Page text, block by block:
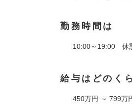
勤務時間は
10:00～19:00 休
給与はどのく
450万円 ～ 799万